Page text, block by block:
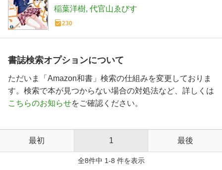
稲葉洋樹 代官山ゑびす
230
書誌検索オプションについて
ただいま「Amazon和書」検索の仕組みを変更しておりま
す。検索で本が見つからない場合の対処法など、詳しくは
こちらのお知らせをご確認ください。
最初 1 最後
全8件中 1-8 件を表示